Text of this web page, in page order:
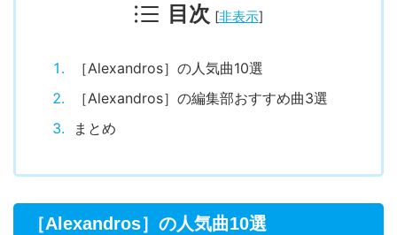
目次 [非表示]
［Alexandros］の人気曲10選
［Alexandros］の編集部おすすめ曲3選
まとめ
［Alexandros］の人気曲10選